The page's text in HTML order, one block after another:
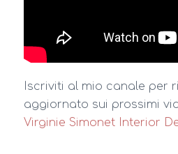
Iscriviti al mio canale per
aggiornato sui prossimi
Virginie Simonet Interior